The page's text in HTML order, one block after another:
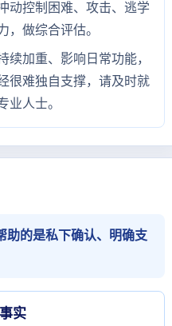
动控制困难、攻击、逃学
，做综合评估。
续加重、影响日常功能，
很难独自支撑，请及时就
业人士。
助的是私下确认、明确支
实